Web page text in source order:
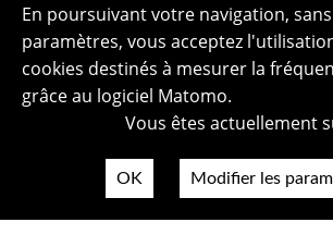
En poursuivant votre navigation,
paramètres, vous acceptez
cookies destinés à mesurer la
grâce au logiciel Matomo.
Vous êtes actuellement
OK Modifier les